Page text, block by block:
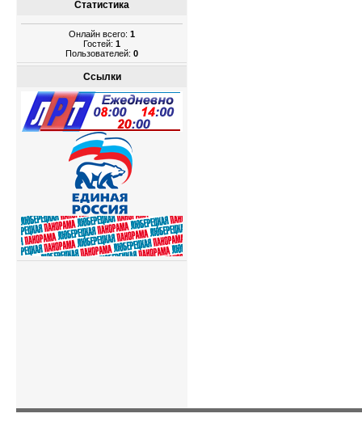
Статистика
Онлайн всего: 1
Гостей: 1
Пользователей: 0
Ссылки